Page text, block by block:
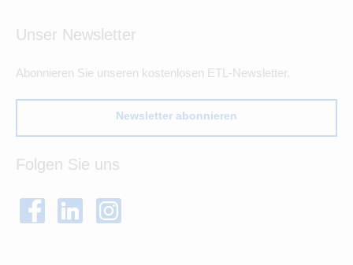
Unser Newsletter
Abonnieren Sie unseren kostenlosen ETL-Newsletter.
Newsletter abonnieren
Folgen Sie uns